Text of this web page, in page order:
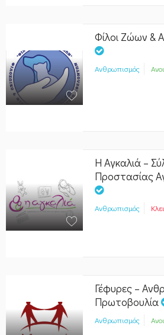
Φίλοι Ζώων &
Ανθρωπισμός
Η Αγκαλιά –
Προστασίας
Ανθρωπισμός
Γέφυρες –
Πρωτοβουλία
Ανθρωπισμός